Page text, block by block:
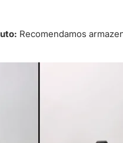
Recomendamos